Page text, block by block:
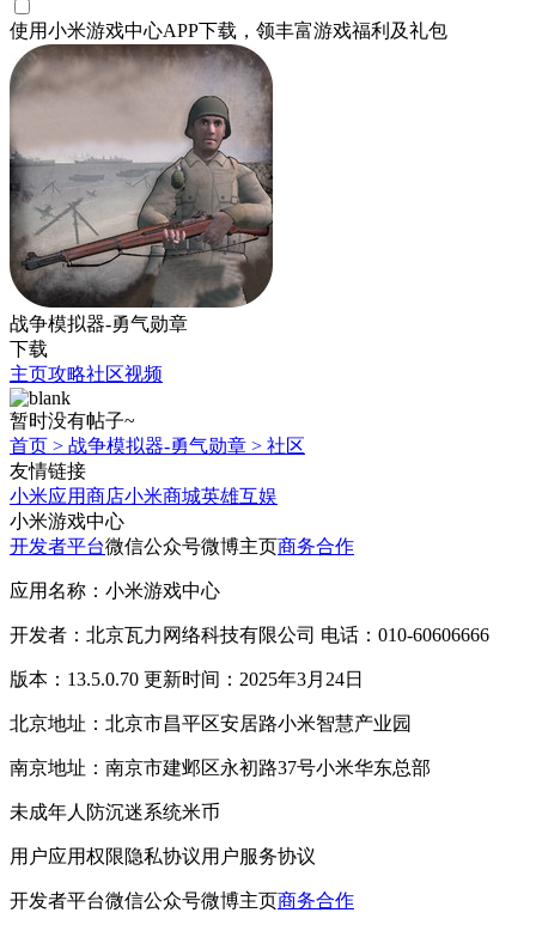
使用小米游戏中心APP下载 ，领丰富游戏福利 及礼包
战争模拟器-勇气勋章
下载
主页攻略社区视频
暂时没有帖子~
首页 > 战争模拟器-勇气勋章 > 社区
友情链接
小米应用商店小米商城英雄互娱
小米游戏中心
开发者平台微信公众号微博主页商务合作
应用名称：小米游戏中心
开发者：北京瓦力网络科技有限公司 电话：010-60606666
版本：13.5.0.70 更新时间：2025年3月24日
北京地址：北京市昌平区安居路小米智慧产业园
南京地址：南京市建邺区永初路37号小米华东总部
未成年人防沉迷系统米币
用户应用权限隐私协议用户服务协议
开发者平台微信公众号微博主页商务合作